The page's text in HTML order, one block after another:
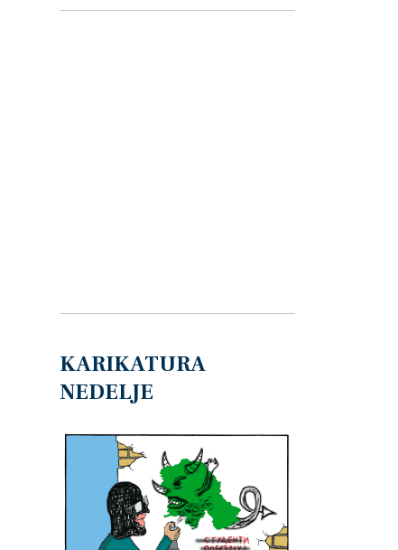
KARIKATURA
NEDELJE